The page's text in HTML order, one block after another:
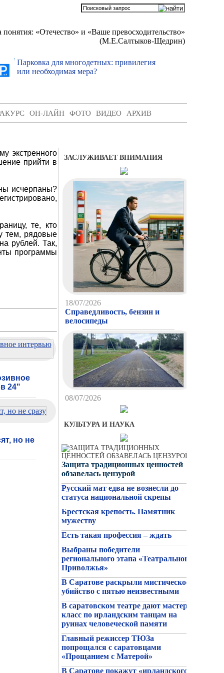
«Отечество» и «Ваше превосходительство»
(М.Е.Салтыков-Щедрин)
Парковка для многодетных: привилегия
или необходимая мера?
ОН-ЛАЙН ФОТО ВИДЕО АРХИВ
экстренного
прийти в
исчерпаны?
те, кто
тем, рядовые
рублей. Так,
программы
24"
но не
ЗАСЛУЖИВАЕТ ВНИМАНИЯ
18/07/2026
Справедливость, бензин и
велосипеды
08/07/2026
Первый пошел, второй
приготовился…
26/06/2026
Ряженые ветераны как примета
эпохи
КУЛЬТУРА И НАУКА
Защита традиционных ценностей
обзавелась цензурой
Русский мат едва не вознесли до
статуса национальной скрепы
Брестская крепость. Памятник
мужеству
Есть такая профессия – ждать
Выбраны победители
регионального этапа «Театрального
Приволжья»
В Саратове раскрыли мистическое
убийство с пятью неизвестными
В саратовском театре дают мастер-
класс по ирландским танцам на
руинах человеческой памяти
Главный режиссер ТЮЗа
попрощался с саратовцами
«Прощанием с Матерой»
В Саратове покажут «ирландского